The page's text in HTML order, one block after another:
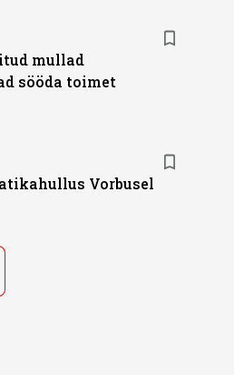
mullad
sööda toimet
Vorbusel